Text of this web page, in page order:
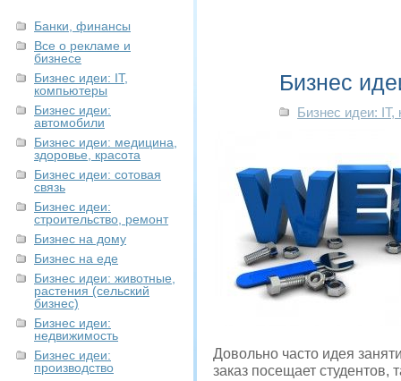
Банки, финансы
Все о рекламе и
бизнесе
Бизнес идеи: IT,
компьютеры
Бизнес идеи:
автомобили
Бизнес идеи: медицина,
здоровье, красота
Бизнес идеи: сотовая
связь
Бизнес идеи:
строительство, ремонт
Бизнес на дому
Бизнес на еде
Бизнес идеи: животные,
растения (сельский
бизнес)
Бизнес идеи:
недвижимость
Бизнес идеи:
производство
Бизнес
Бизнес идеи:
Довольно часто идея
заказ посещает